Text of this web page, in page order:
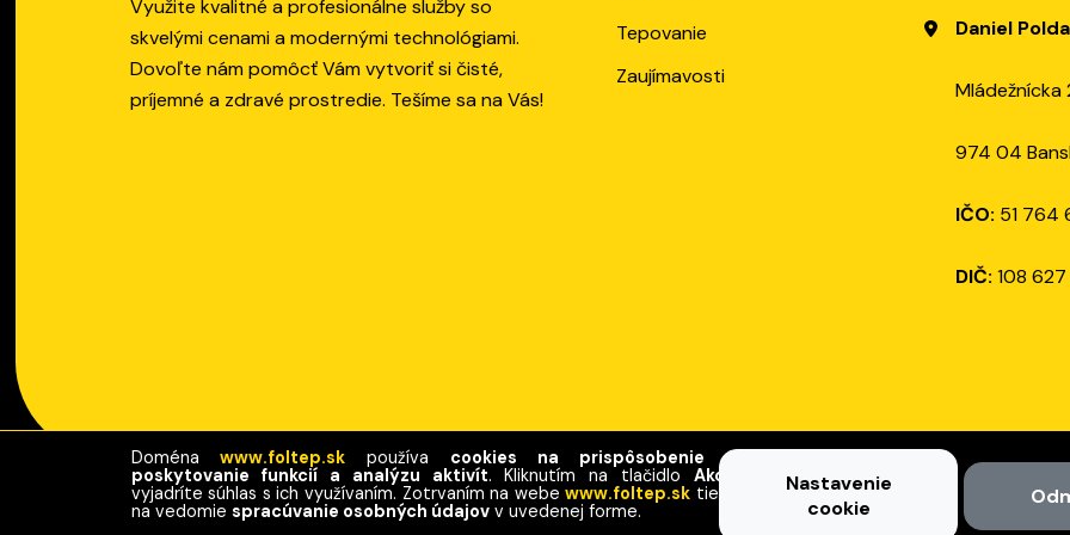
Využite kvalitné a profesionálne služby so
skvelými cenami a modernými technológiami.
Dovoľte nám pomôcť Vám vytvoriť si čisté,
príjemné a zdravé prostredie. Tešíme sa na Vás!
Tepovanie
Zaujímavosti
Daniel
Mládežnícka
974 04
IČO: 51 764
DIČ: 108
FOLTEP - © 2023. Všetky práva vyhradené. Ochrana osobných údajov Politika
Doménawww.foltep.sk používa cookies na prispôsobenie obsahu,
poskytovanie funkcií a analýzu aktivít. Kliknutím na tlačidlo Akceptovať
vyjadríte súhlas s ich využívaním. Zotrvaním na webewww.foltep.sk tiež beriete
na vedomie spracúvanie osobných údajovv uvedenej forme.
Nastavenie
cookie